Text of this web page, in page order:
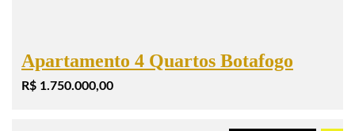
Apartamento 4 Quartos Botafogo
R$ 1.750.000,00